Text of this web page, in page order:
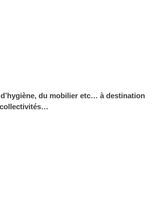
du mobilier etc… à destination
collectivités…